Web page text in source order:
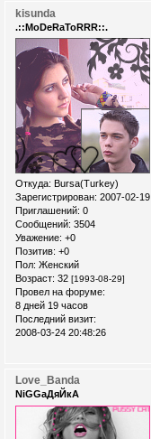
kisunda
.::MoDeRaToRRR::.
Откуда: Bursa(Turkey)
Зарегистрирован: 2007-02-19
Приглашений: 0
Сообщений: 3504
Уважение: +0
Позитив: +0
Пол: Женский
Возраст: 32 [1993-08-29]
Провел на форуме:
8 дней 19 часов
Последний визит:
2008-03-24 20:48:26
Love_Banda
NiGGaДяЙкА